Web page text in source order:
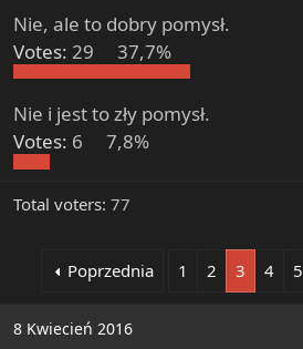
Nie, ale to dobry pomysł.
Votes: 29 37,7%
Nie i jest to zły pomysł.
Votes: 6 7,8%
Total voters 77
Poprzednia 1 2 3 4 5
8 Kwiecień 2016